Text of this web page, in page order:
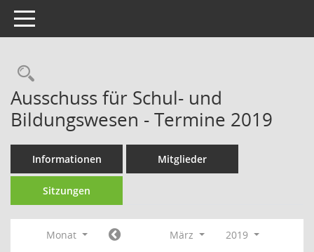
Toggle navigation
Rechercheauswahl
Ausschuss für Schul- und
Bildungswesen - Termine 2019
Informationen Mitglieder
Sitzungen
Monat März
2019